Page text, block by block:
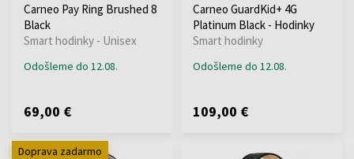
Carneo Pay Ring Brushed 8
Black
Smart hodinky - Unisex
Odošleme do 12.08.
69,00 €
Carneo GuardKid+ 4G
Platinum Black - Hodinky
Smart hodinky
Odošleme do 12.08.
109,00 €
Doprava zadarmo